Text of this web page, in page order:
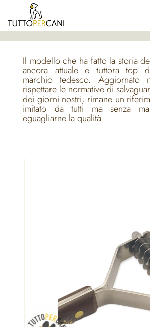
Il modello che ha fatto la storia
ancora attuale e tuttora top
marchio tedesco.
rispettare le normative di
dei giorni nostri, rimane un
imitato da tutti ma senza
eguagliarne la qualità